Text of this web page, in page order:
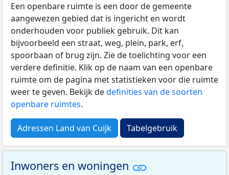
Een openbare ruimte is een door de gemeente
aangewezen gebied dat is ingericht en wordt
onderhouden voor publiek gebruik. Dit kan
bijvoorbeeld een straat, weg, plein, park, erf,
spoorbaan of brug zijn. Zie de toelichting voor een
verdere definitie. Klik op de naam van een openbare
ruimte om de pagina met statistieken voor die ruimte
weer te geven. Bekijk dedefinities van de soorten
openbare ruimtes.
Adressen Land van Cuijk Tabelgebruik
Inwoners en woningen